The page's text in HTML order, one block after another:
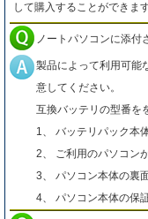
して購入することができます
ノートパソコンに添付
製品によって利用可能
意してください。
互換バッテリの型番を
1、 バッテリパック本
2、 ご利用のパソコン
3、 パソコン本体の裏
4、 パソコン本体の保証